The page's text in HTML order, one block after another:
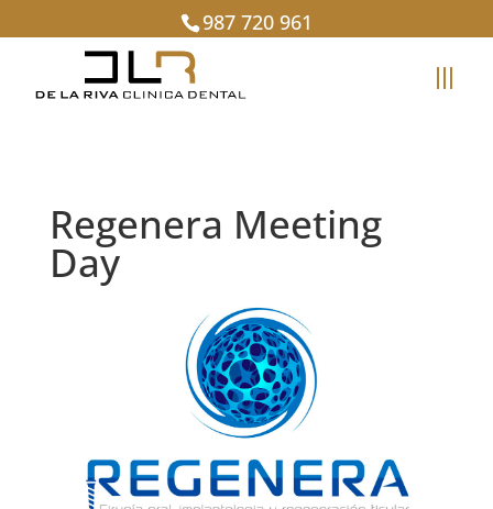
987 720 961
Regenera Meeting
Day